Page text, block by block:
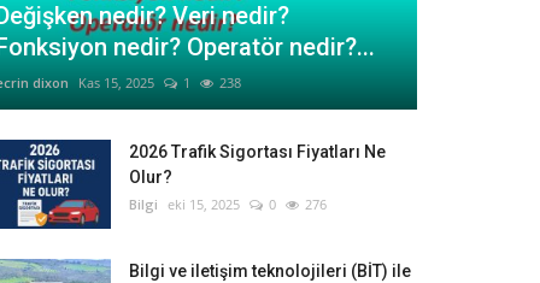
nedir? Veri nedir?
nedir? Operatör nedir?...
dixon Kas 15, 2025 1 238
2026 Trafik Sigortası Fiyatları Ne
Olur?
Bilgi eki 15, 2025 0 276
Bilgi ve iletişim teknolojileri (BİT) ile